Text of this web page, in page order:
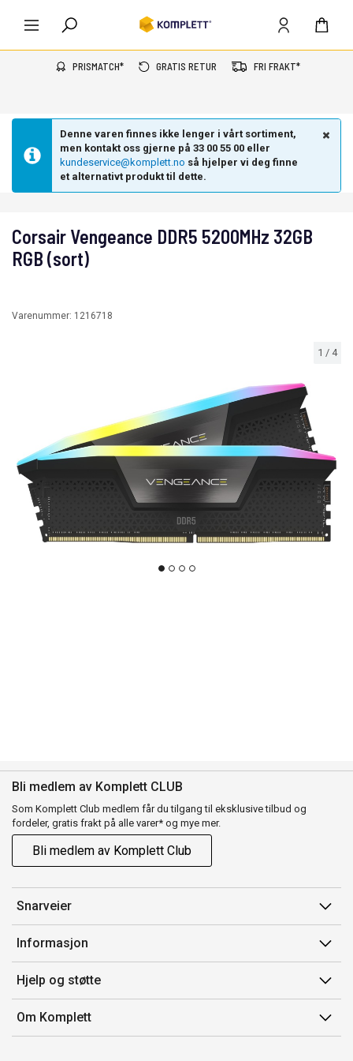
PRISMATCH* GRATIS RETUR FRI FRAKT*
Denne varen finnes ikke lenger i vårt sortiment,
men kontakt oss gjerne på 33 00 55 00 eller
kundeservice@komplett.no så hjelper vi deg finne
et alternativt produkt til dette.
1 / 4
Corsair Vengeance DDR5 5200MHz 32GB
RGB (sort)
Varenummer: 1216718
Bli medlem av Komplett CLUB
Som Komplett Club medlem får du tilgang til eksklusive tilbud og
fordeler, gratis frakt på alle varer* og mye mer.
Bli medlem av Komplett Club
Snarveier
Min side
Ordreoversikt
Flex
Komplett Club
Informasjon
Salgsbetingelser
Medlemsvilkår for Komplett Club
Merker/produsent
Hjelp og støtte
Kontakt oss
Kundeservice
Om Komplett